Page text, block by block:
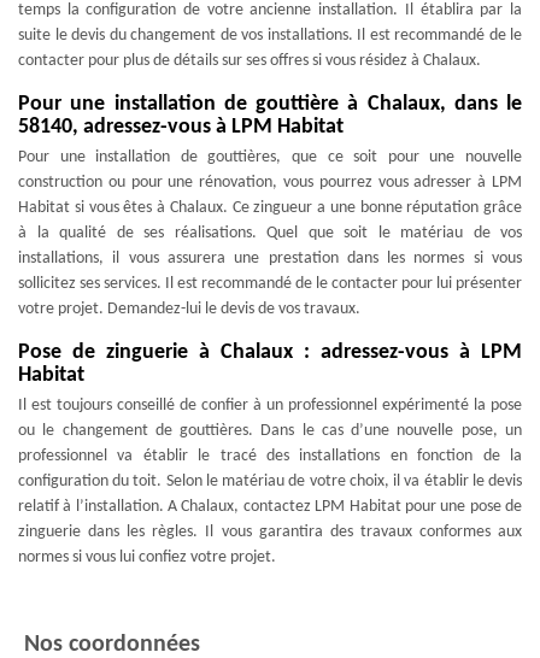
temps la configuration de votre ancienne installation. Il établira par la
suite le devis du changement de vos installations. Il est recommandé de le
contacter pour plus de détails sur ses offres si vous résidez à Chalaux.
Pour une installation de gouttière à Chalaux, dans le
58140, adressez-vous à LPM Habitat
Pour une installation de gouttières, que ce soit pour une nouvelle
construction ou pour une rénovation, vous pourrez vous adresser à LPM
Habitat si vous êtes à Chalaux. Ce zingueur a une bonne réputation grâce
à la qualité de ses réalisations. Quel que soit le matériau de vos
installations, il vous assurera une prestation dans les normes si vous
sollicitez ses services. Il est recommandé de le contacter pour lui présenter
votre projet. Demandez-lui le devis de vos travaux.
Pose de zinguerie à Chalaux : adressez-vous à LPM
Habitat
Il est toujours conseillé de confier à un professionnel expérimenté la pose
ou le changement de gouttières. Dans le cas d’une nouvelle pose, un
professionnel va établir le tracé des installations en fonction de la
configuration du toit. Selon le matériau de votre choix, il va établir le devis
relatif à l’installation. A Chalaux, contactez LPM Habitat pour une pose de
zinguerie dans les règles. Il vous garantira des travaux conformes aux
normes si vous lui confiez votre projet.
Nos coordonnées